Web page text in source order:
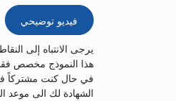
فيديو توضيحي
يرجى الانتباه إلى
هذا النموذج مخصص
في حال كنت مشتركاً
الشهادة لك الى موعد